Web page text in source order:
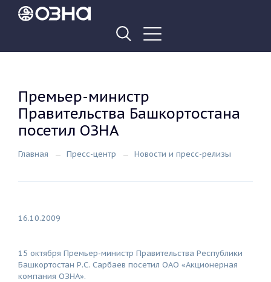
Премьер-министр
Правительства Башкортостана
посетил ОЗНА
Главная Пресс-центр Новости и пресс-релизы
16.10.2009
15 октября Премьер-министр Правительства Республики
Башкортостан Р.С. Сарбаев посетил ОАО «Акционерная
компания ОЗНА».